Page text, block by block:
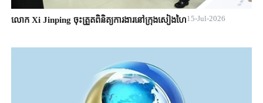
លោក Xi Jinping ចុះត្រួតពិនិត្យការងារនៅក្រុងសៀងហៃ15-Jul-2026